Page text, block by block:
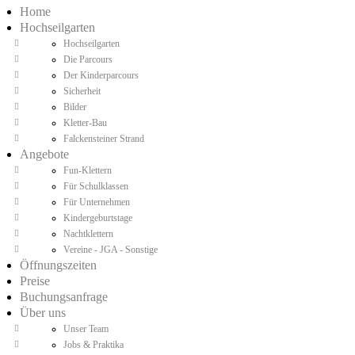
Home
Hochseilgarten
Hochseilgarten
Die Parcours
Der Kinderparcours
Sicherheit
Bilder
Kletter-Bau
Falckensteiner Strand
Angebote
Fun-Klettern
Für Schulklassen
Für Unternehmen
Kindergeburtstage
Nachtklettern
Vereine - JGA - Sonstige
Öffnungszeiten
Preise
Buchungsanfrage
Über uns
Unser Team
Jobs & Praktika